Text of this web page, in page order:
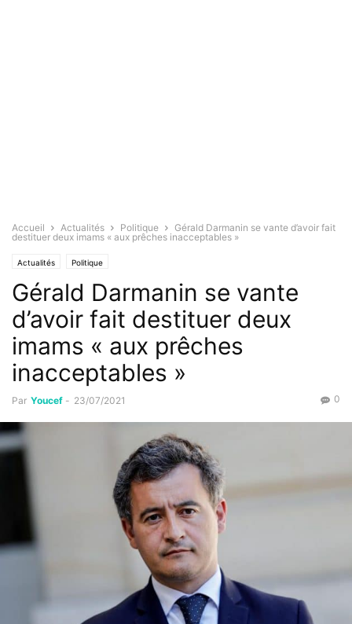
Accueil Actualités Politique
Gérald Darmanin se vante d’avoir fait
destituer deux imams « aux prêches inacceptables »
Actualités Politique
Gérald Darmanin se vante
d’avoir fait destituer deux
imams « aux prêches
inacceptables »
Par Youcef - 23/07/2021 0